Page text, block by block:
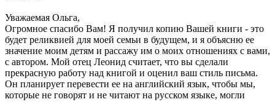
Уважаемая Ольга,
Огромное спасибо Вам! Я получил копию Вашей книги - это
будет реликвией для моей семьи в будущем, и я объясню ее
значение моим детям и рассажу им о моих отношениях с вами,
с автором. Мой отец Леонид считает, что вы сделали
прекрасную работу над книгой и оценил ваш стиль письма.
Он планирует перевести ее на английский язык, чтобы мы,
которые не говорят и не читают на русском языке, могли